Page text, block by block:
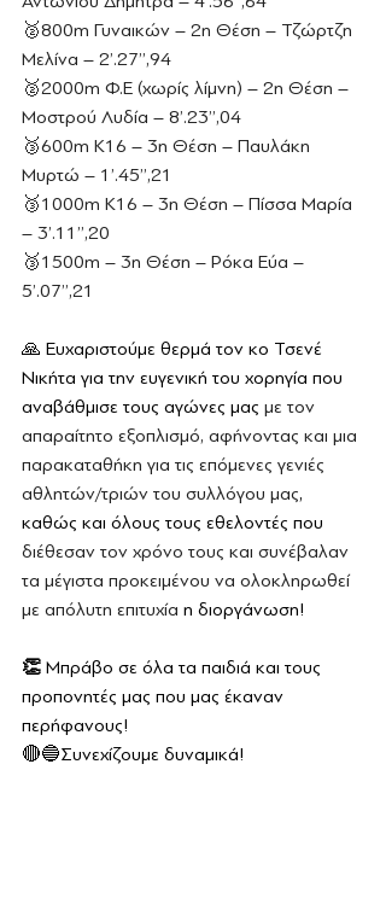
🥈800m Γυναικών – 2η Θέση – Τζώρτζη
Μελίνα – 2’.27’’,94
🥈2000m Φ.Ε (χωρίς λίμνη) – 2η Θέση –
Μοστρού Λυδία – 8’.23’’,04
🥉600m Κ16 – 3η Θέση – Παυλάκη
Μυρτώ – 1’.45’’,21
🥉1000m Κ16 – 3η Θέση – Πίσσα Μαρία
– 3’.11’’,20
🥉1500m – 3η Θέση – Ρόκα Εύα –
5’.07’’,21
🙏 Ευχαριστούμε θερμά τον κο Τσενέ
Νικήτα για την ευγενική του χορηγία που
αναβάθμισε τους αγώνες μας με τον
απαραίτητο εξοπλισμό, αφήνοντας και μια
παρακαταθήκη για τις επόμενες γενιές
αθλητών/τριών του συλλόγου μας,
καθώς και όλους τους εθελοντές που
διέθεσαν τον χρόνο τους και συνέβαλαν
τα μέγιστα προκειμένου να ολοκληρωθεί
με απόλυτη επιτυχία η διοργάνωση!
👏 Μπράβο σε όλα τα παιδιά και τους
προπονητές μας που μας έκαναν
περήφανους!
🔴🔵Συνεχίζουμε δυναμικά!